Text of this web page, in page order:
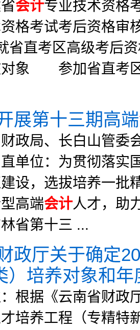
会计专业技术资格
格考试考后资格审
省直考区高级考
对象 参加省直考
展第十三期高端
政局、长白山管委
单位：为贯彻落实
设，选拔培养一批
高端会计人才，助
省第十三 ...
政厅关于确定
）培养对象和
根据《云南省财政
培养工程（专精特